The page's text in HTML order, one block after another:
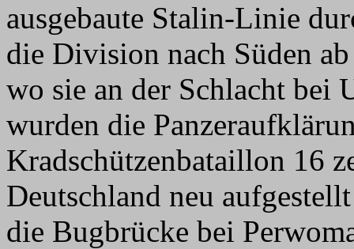
ausgebaute Stalin-Linie
die Division nach Süden
wo sie an der Schlacht bei
wurden die
Kradschützenbataillon 16
Deutschland neu
die Bugbrücke bei